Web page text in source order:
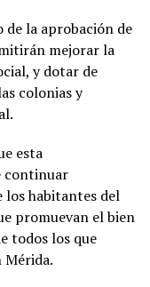
de la aprobación de
mejorar la
y dotar de
colonias y
esta
continuar
los habitantes del
promuevan el bien
todos los que